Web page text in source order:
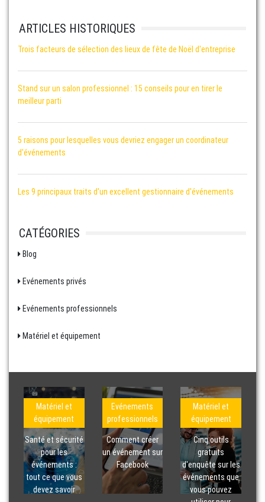
ARTICLES HISTORIQUES
Trois facteurs de sélection des lieux de fête de Noël d'entreprise
Stand sur un salon professionnel : 15 conseils pour en tirer le
meilleur parti
5 raisons pour lesquelles vous devriez engager un coordinateur
d'événements
Les 9 principaux traits d'un excellent gestionnaire d'événements
CATÉGORIES
Blog
Evénements privés
Evénements professionnels
Matériel et équipement
Matériel et
équipement
Santé et sécurité
pour les
événements :
tout ce que vous
devez savoir
Evénements
professionnels
Comment créer
un événement sur
Facebook
Matériel et
équipement
Cinq outils
gratuits
d'enquête sur les
événements que
vous pouvez